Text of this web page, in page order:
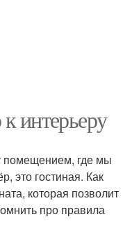
интерьеру
помещением, где мы
это гостиная. Как
которая позволит
про правила